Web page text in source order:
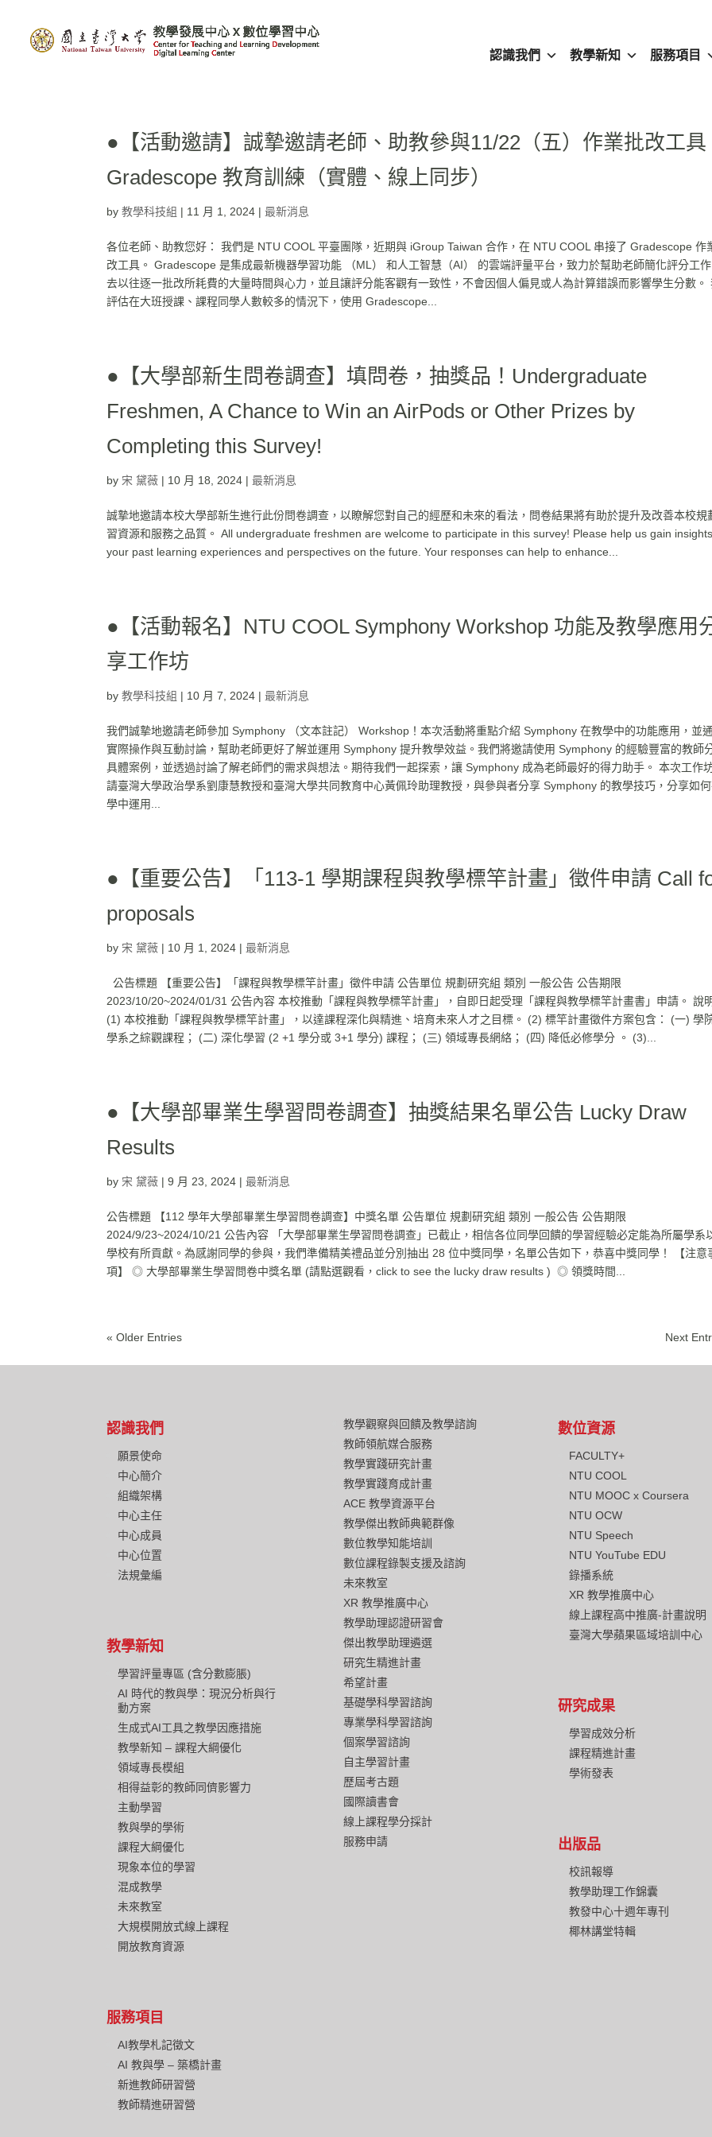
認識我們 教學新知 服務項目
●【活動邀請】誠摯邀請老師、助教參與11/22（五）作業批改工具
Gradescope 教育訓練（實體、線上同步）
by教學科技組 | 11 月 1, 2024 |最新消息
各位老師、助教您好： 我們是 NTU COOL 平臺團隊，近期與 iGroup Taiwan 合作，在 NTU COOL 串接了 Gradescope 作
改工具。 Gradescope 是集成最新機器學習功能 （ML） 和人工智慧（AI） 的雲端評量平台，致力於幫助老師簡化評分工
去以往逐一批改所耗費的大量時間與心力，並且讓評分能客觀有一致性，不會因個人偏見或人為計算錯誤而影響學生分數。
評估在大班授課、課程同學人數較多的情況下，使用 Gradescope...
●【大學部新生問卷調查】填問卷，抽獎品！Undergraduate
Freshmen, A Chance to Win an AirPods or Other Prizes by
Completing this Survey!
by 宋 黛薇 | 10 月 18, 2024 |最新消息
誠摯地邀請本校大學部新生進行此份問卷調查，以瞭解您對自己的經歷和未來的看法，問卷結果將有助於提升及改善本校規
習資源和服務之品質。 All undergraduate freshmen are welcome to participate in this survey! Please help us gain
your past learning experiences and perspectives on the future. Your responses can help to enhance...
●【活動報名】NTU COOL Symphony Workshop 功能及教學應用
享工作坊
by教學科技組 | 10 月 7, 2024 |最新消息
我們誠摯地邀請老師參加 Symphony （文本註記） Workshop！本次活動將重點介紹 Symphony 在教學中的功能應用，並
實際操作與互動討論，幫助老師更好了解並運用 Symphony 提升教學效益。我們將邀請使用 Symphony 的經驗豐富的教師
具體案例，並透過討論了解老師們的需求與想法。期待我們一起探索，讓 Symphony 成為老師最好的得力助手。 本次工作
請臺灣大學政治學系劉康慧教授和臺灣大學共同教育中心黃佩玲助理教授，與參與者分享 Symphony 的教學技巧，分享如
學中運用...
●【重要公告】「113-1 學期課程與教學標竿計畫」徵件申請 Call
proposals
by 宋 黛薇 | 10 月 1, 2024 |最新消息
公告標題 【重要公告】「課程與教學標竿計畫」徵件申請 公告單位 規劃研究組 類別 一般公告 公告期限
2023/10/20~2024/01/31 公告內容 本校推動「課程與教學標竿計畫」，自即日起受理「課程與教學標竿計畫書」申請。 說
(1) 本校推動「課程與教學標竿計畫」，以達課程深化與精進、培育未來人才之目標。 (2) 標竿計畫徵件方案包含： (一) 學
學系之綜觀課程； (二) 深化學習 (2 +1 學分或 3+1 學分) 課程； (三) 領域專長網絡； (四) 降低必修學分 。 (3)...
●【大學部畢業生學習問卷調查】抽獎結果名單公告 Lucky Draw
Results
by 宋 黛薇 |9 月 23, 2024 |最新消息
公告標題 【112 學年大學部畢業生學習問卷調查】中獎名單 公告單位 規劃研究組 類別 一般公告 公告期限
2024/9/23~2024/10/21 公告內容 「大學部畢業生學習問卷調查」已截止，相信各位同學回饋的學習經驗必定能為所屬學系
學校有所貢獻。為感謝同學的參與，我們準備精美禮品並分別抽出 28 位中獎同學，名單公告如下，恭喜中獎同學！ 【注意
項】 ◎ 大學部畢業生學習問卷中獎名單 (請點選觀看，click to see the lucky draw results ) ◎ 領獎時間...
« Older Entries Next
認識我們
願景使命
中心簡介
組織架構
中心主任
中心成員
中心位置
法規彙編
教學新知
學習評量專區 (含分數膨脹)
AI 時代的教與學：現況分析與行
動方案
生成式AI工具之教學因應措施
教學新知 – 課程大綱優化
領域專長模組
相得益彰的教師同儕影響力
主動學習
教與學的學術
課程大綱優化
現象本位的學習
混成教學
未來教室
大規模開放式線上課程
開放教育資源
服務項目
AI教學札記徵文
AI 教與學 – 築橋計畫
新進教師研習營
教師精進研習營
教學觀察與回饋及教學諮詢
教師領航媒合服務
教學實踐研究計畫
教學實踐育成計畫
ACE 教學資源平台
教學傑出教師典範群像
數位教學知能培訓
數位課程錄製支援及諮詢
未來教室
XR 教學推廣中心
教學助理認證研習會
傑出教學助理遴選
研究生精進計畫
希望計畫
基礎學科學習諮詢
專業學科學習諮詢
個案學習諮詢
自主學習計畫
歷屆考古題
國際讀書會
線上課程學分採計
服務申請
數位資源
FACULTY+
NTU COOL
NTU MOOC x Coursera
NTU OCW
NTU Speech
NTU YouTube EDU
錄播系統
XR 教學推廣中心
線上課程高中推廣-計畫說明
臺灣大學蘋果區域培訓中心
研究成果
學習成效分析
課程精進計畫
學術發表
出版品
校訊報導
教學助理工作錦囊
教發中心十週年專刊
椰林講堂特輯